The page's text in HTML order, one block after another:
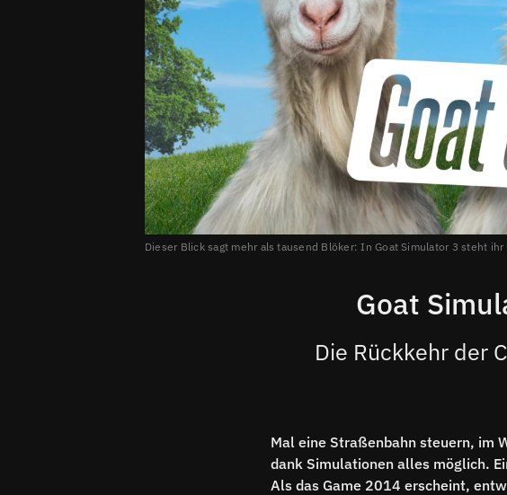
Dieser Blick sagt mehr als tausend Blöker: In Goat Simulator 3 steht
Goat
Die Rückkehr der
Mal eine Straßenbahn steuern, im
dank Simulationen alles möglich.
Als das Game 2014 erscheint,